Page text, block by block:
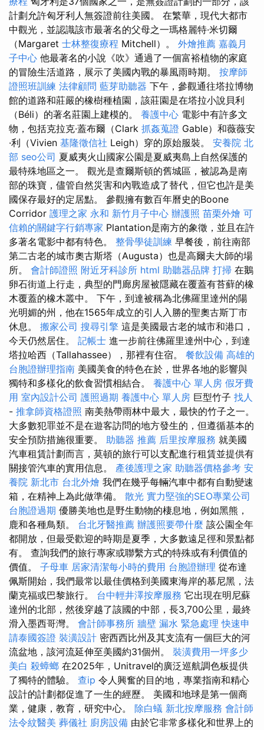
計劃允許匈牙利人無簽證前往美國。 在繁華，現代大都市
中觀光，並認識該市最著名的父母之一瑪格麗特·米切爾
（Margaret 士林整復療程 Mitchell）。 外燴推薦 嘉義月
子中心 他最著名的小說《吹》通過了一個富裕植物的家庭
的冒險生活道路，展示了美國內戰的暴風雨時期。 按摩師
證照班訓練 法律顧問 藍芽助聽器 下午，參觀通往塔拉博物
館的道路和莊嚴的橡樹種植園，該莊園是在塔拉小說貝利
（Béli）的著名莊園上建模的。 養護中心 電影中有許多文
物，包括克拉克·蓋布爾（Clark 抓姦蒐證 Gable）和薇薇安
·利（Vivien 基隆徵信社 Leigh）穿的原始服裝。 安養院 北
部 seo公司 夏威夷火山國家公園是夏威夷島上自然保護的
最特殊地區之一。 觀光是查爾斯頓的舊城區，被認為是南
部的珠寶，儘管自然災害和內戰造成了替代，但它也許是美
國保存最好的定居點。 參觀擁有數百年曆史的Boone
Corridor 護理之家 永和 新竹月子中心 辦護照 苗栗外燴 可
信賴的關鍵字行銷專家 Plantation是南方的象徵，並且在許
多著名電影中都有特色。 整骨學徒訓練 早餐後，前往南部
第二古老的城市奧古斯塔（Augusta）也是高爾夫大師的場
所。 會計師證照 附近牙科診所 html 助聽器品牌 打掃 在鵝
卵石街道上行走，典型的門廊房屋被隱藏在覆蓋有苔蘚的橡
木覆蓋的橡木叢中。 下午，到達被稱為北佛羅里達州的陽
光明媚的州，他在1565年成立的引人入勝的聖奧古斯丁市
休息。 搬家公司 搜尋引擎 這是美國最古老的城市和港口，
今天仍然居住。 記帳士 進一步前往佛羅里達州中心，到達
塔拉哈西（Tallahassee），那裡有住宿。 餐飲設備 高雄的
台胞證辦理指南 美國美食的特色在於，世界各地的影響與
獨特和多樣化的飲食習慣相結合。 養護中心 單人房 假牙費
用 室內設計公司 護照過期 養護中心 單人房 巨型竹子 找人
- 推拿師資格證照 南美熱帶雨林中最大，最快的竹子之一。
大多數犯罪並不是在遊客訪問的地方發生的，但遵循基本的
安全預防措施很重要。 助聽器 推薦 后里按摩服務 就美國
汽車租賃計劃而言，莫頓的旅行可以支配進行租賃並提供有
關接管汽車的實用信息。 產後護理之家 助聽器價格參考 安
養院 新北市 台北外燴 我們在幾乎每輛汽車中都有自動變速
箱，在精神上為此做準備。 散光 實力堅強的SEO專業公司
台胞證過期 優勝美地也是野生動物的棲息地，例如黑熊，
鹿和各種鳥類。 台北牙醫推薦 辦護照要帶什麼 該公園全年
都開放，但最受歡迎的時期是夏季，大多數遠足徑和景點都
有。 查詢我們的旅行專家或聯繫方式的特殊或有利價值的
價值。 子母車 居家清潔每小時的費用 台胞證辦理 從布達
佩斯開始，我們最常以最佳價格到美國東海岸的慕尼黑，法
蘭克福或巴黎旅行。 台中輕井澤按摩服務 它出現在明尼蘇
達州的北部，然後穿越了該國的中部，長3,700公里，最終
滑入墨西哥灣。 會計師事務所 牆壁 漏水 緊急處理 快速申
請泰國簽證 裝潢設計 密西西比州及其支流有一個巨大的河
流盆地，該河流延伸至美國約31個州。 裝潢費用一坪多少
美白 殺蟑螂 在2025年，Unitravel的廣泛巡航調色板提供
了獨特的體驗。 查ip 令人興奮的目的地，專業指南和精心
設計的計劃都促進了一生的經歷。 美國和地球是第一個商
業，健康，教育，研究中心。 除白蟻 新北按摩服務 會計師
法令紋醫美 葬儀社 廚房設備 由於它非常多樣化和世界上的